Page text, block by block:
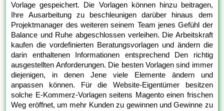
Vorlage gespeichert. Die Vorlagen können hinzu beitragen,
Ihre Ausarbeitung zu beschleunigen darüber hinaus dem
Projektmanager des weiteren seinem Team jenes Gefühl der
Balance und Ruhe abgeschlossen verleihen. Die Arbeitskraft
kaufen die vordefinierten Beratungsvorlagen und ändern die
darin enthaltenen Informationen entsprechend Den richtig
ausgestellten Anforderungen. Die besten Vorlagen sind immer
diejenigen, in denen Jene viele Elemente ändern und
anpassen können. Für die Website-Eigentümer besitzen
solche E-Kommerz-Vorlagen seitens Magento einen frischen
Weg eröffnet, um mehr Kunden zu gewinnen und Gewinne zu